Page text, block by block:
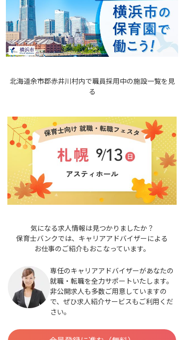
北海道余市郡赤井川村内で職員採用中の施設一覧を見
る
気になる求人情報は見つかりましたか？
保育士バンクでは、キャリアアドバイザーによる
お仕事のご紹介もおこなっています。
専任のキャリアアドバイザーがあなたの
就職・転職を全力サポートいたします。
非公開求人も多数ご用意していますの
で、ぜひ求人紹介サービスもご利用くだ
さい。